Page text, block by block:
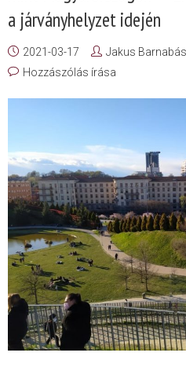
a járványhelyzet idején
2021-03-17 Jakus Barnabás
Hozzászólás írása